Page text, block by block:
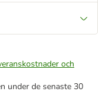
och
under de senaste 30